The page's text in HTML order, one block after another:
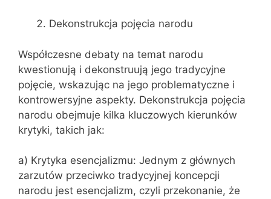
Dekonstrukcja pojęcia narodu
Współczesne debaty na temat narodu
kwestionują i dekonstruują jego tradycyjne
pojęcie, wskazując na jego problematyczne i
kontrowersyjne aspekty. Dekonstrukcja pojęcia
narodu obejmuje kilka kluczowych kierunków
krytyki, takich jak:
a) Krytyka esencjalizmu: Jednym z głównych
zarzutów przeciwko tradycyjnej koncepcji
narodu jest esencjalizm, czyli przekonanie, że